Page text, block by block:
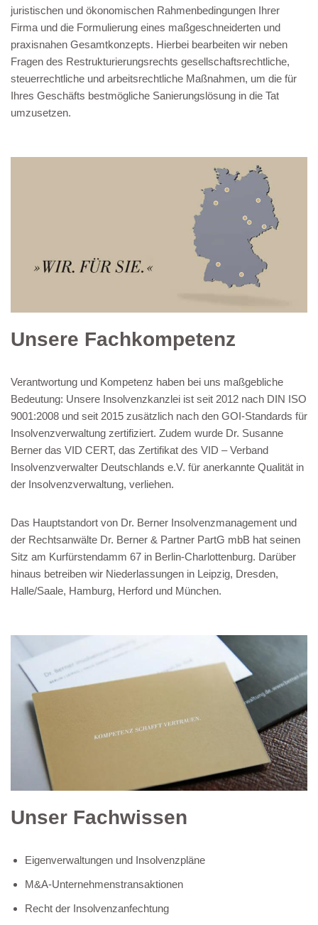
juristischen und ökonomischen Rahmenbedingungen Ihrer
Firma und die Formulierung eines maßgeschneiderten und
praxisnahen Gesamtkonzepts. Hierbei bearbeiten wir neben
Fragen des Restrukturierungsrechts gesellschaftsrechtliche,
steuerrechtliche und arbeitsrechtliche Maßnahmen, um die für
Ihres Geschäfts bestmögliche Sanierungslösung in die Tat
umzusetzen.
Unsere Fachkompetenz
Verantwortung und Kompetenz haben bei uns maßgebliche
Bedeutung: Unsere Insolvenzkanzlei ist seit 2012 nach DIN ISO
9001:2008 und seit 2015 zusätzlich nach den GOI-Standards für
Insolvenzverwaltung zertifiziert. Zudem wurde Dr. Susanne
Berner das VID CERT, das Zertifikat des VID – Verband
Insolvenzverwalter Deutschlands e.V. für anerkannte Qualität in
der Insolvenzverwaltung, verliehen.
Das Hauptstandort von Dr. Berner Insolvenzmanagement und
der Rechtsanwälte Dr. Berner & Partner PartG mbB hat seinen
Sitz am Kurfürstendamm 67 in Berlin-Charlottenburg. Darüber
hinaus betreiben wir Niederlassungen in Leipzig, Dresden,
Halle/Saale, Hamburg, Herford und München.
Unser Fachwissen
Eigenverwaltungen und Insolvenzpläne
M&A-Unternehmenstransaktionen
Recht der Insolvenzanfechtung